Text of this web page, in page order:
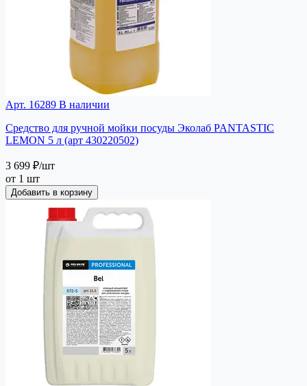
Арт. 16289 В наличии
Средство для ручной мойки посуды Эколаб PANTASTIC
LEMON 5 л (арт 430220502)
3 699 ₽/шт
от 1 шт
Добавить в корзину